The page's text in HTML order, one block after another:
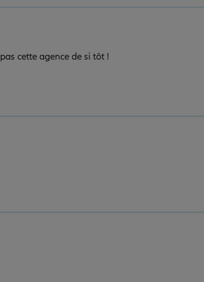
cette agence de si tôt !